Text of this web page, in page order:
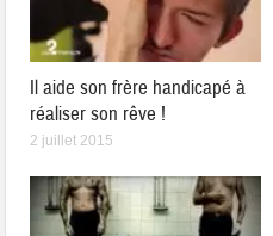
Il aide son frère handicapé à
réaliser son rêve !
2 juillet 2015